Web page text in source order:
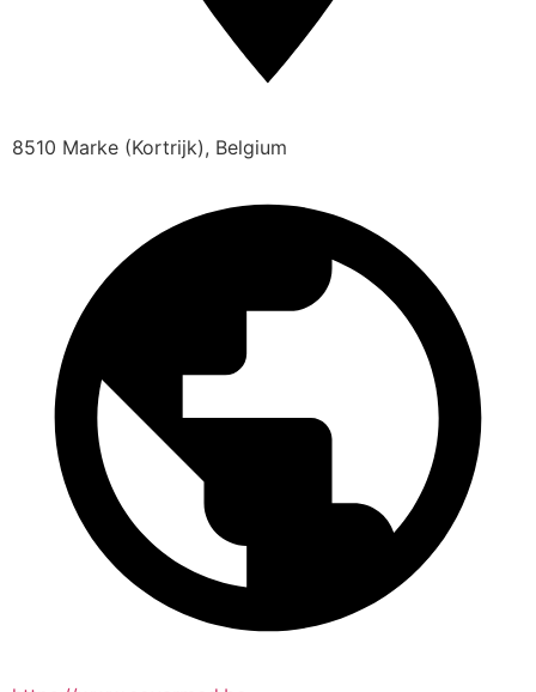
8510 Marke (Kortrijk), Belgium